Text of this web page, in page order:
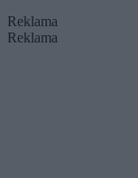
Reklama
Reklama